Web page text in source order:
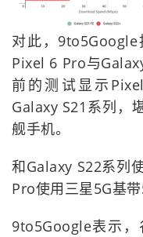
对此，
Pixel 6 Pro与
前的测试显示
Galaxy S21系列，
舰手机。
和Galaxy S22系列
Pro使用三星5G基带
9to5Google表示